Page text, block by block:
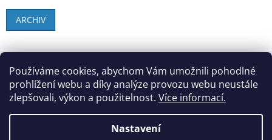
Používáme cookies, abychom Vám umožnili pohodlné
prohlížení webu a díky analýze provozu webu neustále
zlepšovali, výkon a použitelnost. Více informací.
Nastavení
ARCHIV